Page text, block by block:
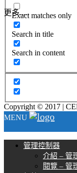
更多.....
Exact matches only
Search in title
Search in content
Copyright © 2017 |
MENU
管理控制器
介紹 – 管
閱覽 – 管